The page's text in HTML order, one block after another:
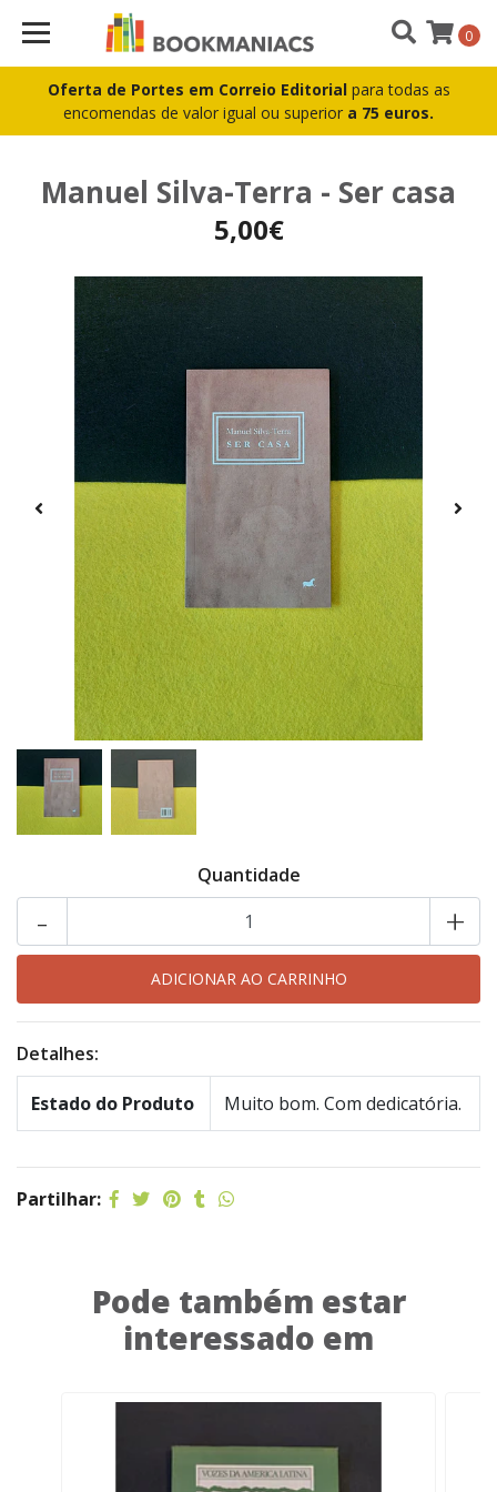
Oferta de Portes em Correio Editorial para todas as
encomendas de valor igual ou superior a 75 euros.
0
Manuel Silva-Terra - Ser casa
5,00€
Quantidade
+
-
Detalhes:
Estado do Produto Muito bom. Com dedicatória.
Partilhar:
Pode também estar
interessado em